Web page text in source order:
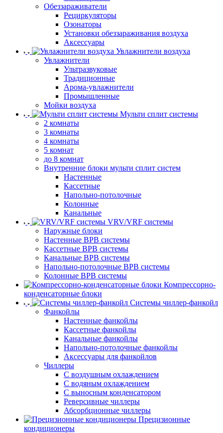
Обеззараживатели
Рециркуляторы
Озонаторы
Установки обеззараживания воздуха
Аксессуары
Увлажнители воздуха
Увлажнители
Ультразвуковые
Традиционные
Арома-увлажнители
Промышленные
Мойки воздуха
Мульти сплит системы
2 комнаты
3 комнаты
4 комнаты
5 комнат
до 8 комнат
Внутренние блоки мульти сплит систем
Настенные
Кассетные
Напольно-потолочные
Колонные
Канальные
VRV/VRF системы
Наружные блоки
Настенные ВРВ системы
Кассетные ВРВ системы
Канальные ВРВ системы
Напольно-потолочные ВРВ системы
Колонные ВРВ системы
Компрессорно-
конденсаторные блоки
Системы чиллер-фанкойл
Фанкойлы
Настенные фанкойлы
Кассетные фанкойлы
Канальные фанкойлы
Напольно-потолочные фанкойлы
Аксессуары для фанкойлов
Чиллеры
С воздушным охлаждением
С водяным охлаждением
С выносным конденсатором
Реверсивные чиллеры
Абсорбционные чиллеры
Прецизионные
кондиционеры